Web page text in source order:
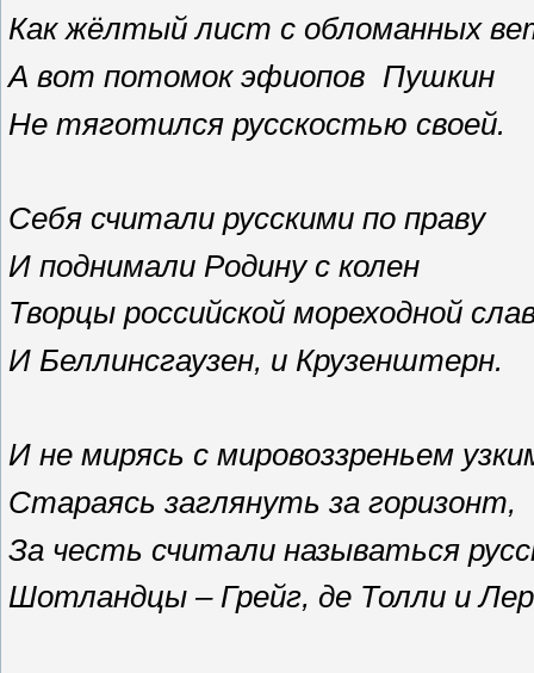
Как жёлтый лист с обломанных
А вот потомок эфиопов Пушкин
Не тяготился русскостью своей.
Себя считали русскими по праву
И поднимали Родину с колен
Творцы российской мореходной
И Беллинсгаузен, и Крузенштерн.
И не мирясь с мировоззреньем
Стараясь заглянуть за горизонт,
За честь считали
Шотландцы – Грейг, де Толли и